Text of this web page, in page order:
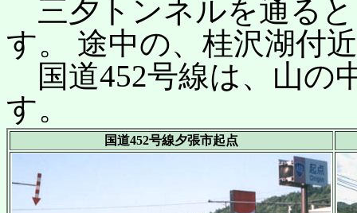
三夕トンネルを通る
す。 途中の、桂沢湖付
国道452号線は、山の
す。
国道452号線夕張市起点